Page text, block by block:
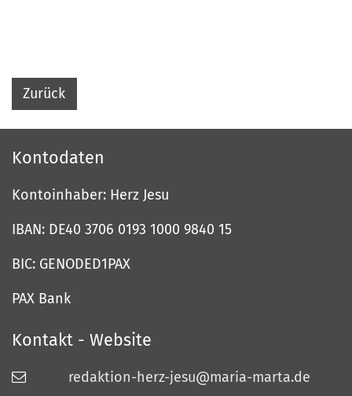
Zurück
Kontodaten
Kontoinhaber: Herz Jesu
IBAN: DE40 3706 0193 1000 9840 15
BIC: GENODED1PAX
PAX Bank
Kontakt - Website
redaktion-herz-jesu@maria-marta.de